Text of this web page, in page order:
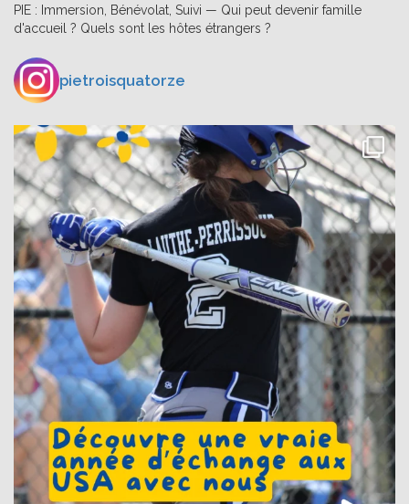
PIE : Immersion, Bénévolat, Suivi — Qui peut devenir famille
d'accueil ? Quels sont les hôtes étrangers ?
pietroisquatorze